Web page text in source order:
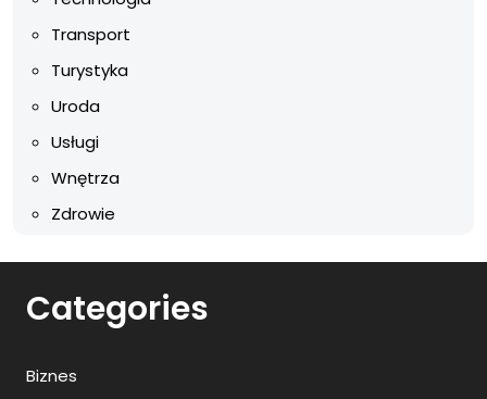
Transport
Turystyka
Uroda
Usługi
Wnętrza
Zdrowie
Categories
Biznes